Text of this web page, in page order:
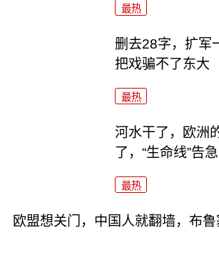
最热
删去28字，扩军
把戏骗不了东大
最热
河水干了，欧洲
了，“生命线”告急
最热
欧盟想关门，中国人就翻墙，布